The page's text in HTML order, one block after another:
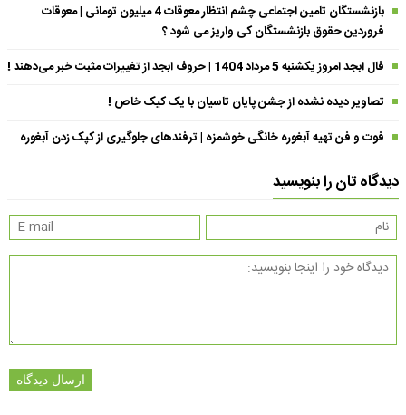
بازنشستگان تامین اجتماعی چشم انتظار معوقات 4 میلیون تومانی | معوقات
فروردین حقوق بازنشستگان کی واریز می شود ؟
فال ابجد امروز یکشنبه 5 مرداد 1404 | حروف ابجد از تغییرات مثبت خبر می‌دهند !
تصاویر دیده نشده از جشن پایان تاسیان با یک کیک خاص !
فوت و فن تهیه آبغوره خانگی خوشمزه | ترفندهای جلوگیری از کپک زدن آبغوره
دیدگاه تان را بنویسید
ارسال دیدگاه